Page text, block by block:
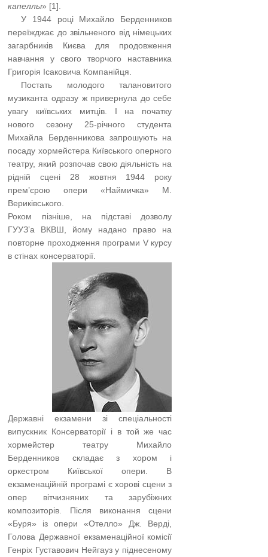
капеллы» [1].
…..У 1944 році Михайло Берденников
переїжджає до звільненого від німецьких
загарбників Києва для продовження
навчання у свого творчого наставника
Григорія Ісаковича Компанійця.
Постать молодого талановитого
музиканта одразу ж привернула до себе
увагу київських митців. І на початку
нового сезону 25-річного студента
Михайла Берденникова запрошують на
посаду хормейстера Київського оперного
театру, який розпочав свою діяльність на
рідній сцені 28 жовтня 1944 року
прем’єрою опери «Наймичка» М.
Вериківського.
Роком пізніше, на підставі дозволу
ГУУЗ’а ВКВШ, йому надано право на
повторне проходження програми V курсу
в стінах консерваторії.
Державні екзамени зі спеціальності
випускник Консерваторії і в той же час
хормейстер театру Михайло
Берденников складає з хором і
оркестром Київської опери. В
екзаменаційній програмі є хорові сцени з
опер вітчизняних та зарубіжних
композиторів. Після виконання сцени
«Буря» із опери «Отелло» Дж. Верді,
Голова Державної екзаменаційної комісії
Генріх Густавович Нейгауз у піднесеному